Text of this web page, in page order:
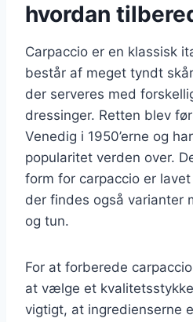
hvordan
Carpaccio er en klassisk
består af meget tyndt
der serveres med
dressinger. Retten blev
Venedig i 1950’erne og
popularitet verden over.
form for carpaccio er
der findes også varianter
og tun.
For at forberede
at vælge et
vigtigt, at ingredienserne